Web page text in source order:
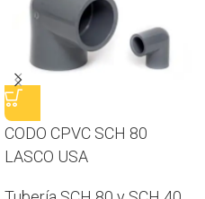
CODO CPVC SCH 80
LASCO USA